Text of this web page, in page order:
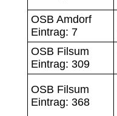
OSB Amdorf
Eintrag: 7
OSB Filsum
Eintrag: 309
OSB Filsum
Eintrag: 368